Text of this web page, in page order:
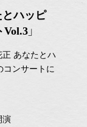
とハッピ
」
あなたとハ
コンサートに
演